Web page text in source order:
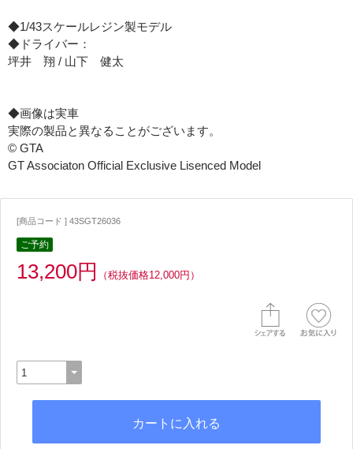
◆1/43スケールレジン製モデル
◆ドライバー：
坪井 翔 / 山下 健太
◆画像は実車
実際の製品と異なることがございます。
© GTA
GT Associaton Official Exclusive Lisenced Model
[商品コード ] 43SGT26036
ご予約
13,200円 （税抜価格12,000円）